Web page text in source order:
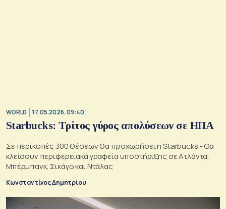
WORLD 17.05.2026, 09:40
Starbucks: Τρίτος γύρος απολύσεων σε ΗΠΑ
Σε περικοπές 300 θέσεων θα προχωρήσει η Starbucks - Θα
κλείσουν περιφερειακά γραφεία υποστήριξης σε Ατλάντα,
Μπέρμπανκ, Σικάγο και Ντάλας
Κωνσταντίνος Δημητρίου